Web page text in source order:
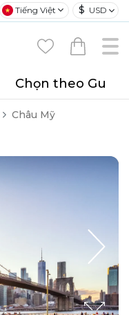
Tiếng Việt $ USD
Chọn theo Gu
Châu Mỹ